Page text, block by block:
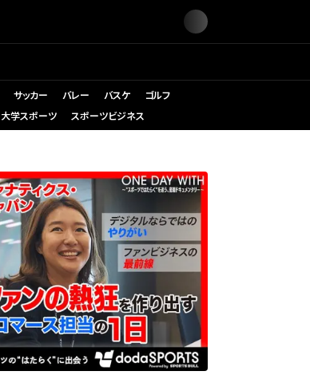
サッカー バレー バスケ
ゴルフ
大学スポーツ スポーツビジネス